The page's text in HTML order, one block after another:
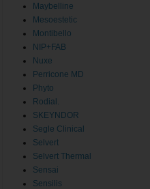
Maybelline
Mesoestetic
Montibello
NIP+FAB
Nuxe
Perricone MD
Phyto
Rodial.
SKEYNDOR
Segle Clinical
Selvert
Selvert Thermal
Sensai
Sensilis